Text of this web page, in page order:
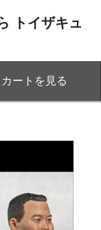
トイザキュ
カートを見る